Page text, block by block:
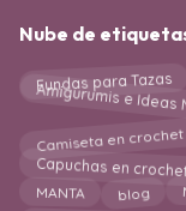
Nube de
Fundas para Tazas
Amigurumis e
Camiseta en crochet
Capuchas en
MANTA blog